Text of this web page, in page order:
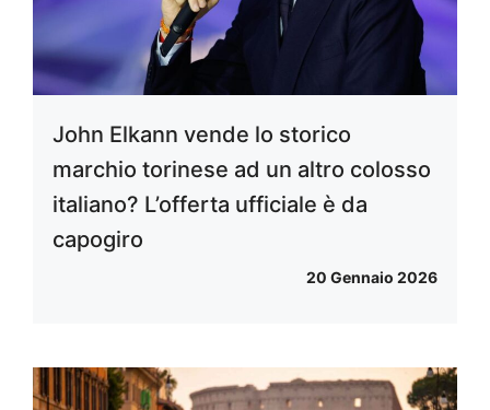
John Elkann vende lo storico
marchio torinese ad un altro colosso
italiano? L’offerta ufficiale è da
capogiro
20 Gennaio 2026